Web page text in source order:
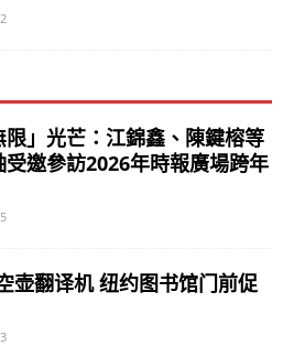
限」光芒：江錦鑫、陳鍵榕等
受邀參訪2026年時報廣場跨年
壶翻译机 纽约图书馆门前促